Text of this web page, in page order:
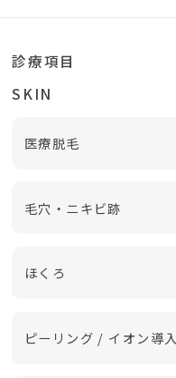
診療項目
SKIN
医療脱毛
毛穴・ニキビ跡
ほくろ
ピーリング / イオン導入